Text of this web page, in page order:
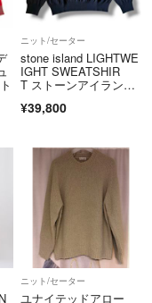
RINKAN（リンカン）
ニット/セーター
stone island LIGHTWE
IGHT SWEATSHIR
T ストーンアイラン
¥39,800
ニット/セーター
ユナイテッドアロー